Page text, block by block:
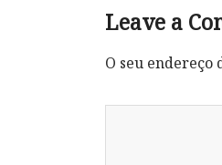
Leave a
O seu endereço